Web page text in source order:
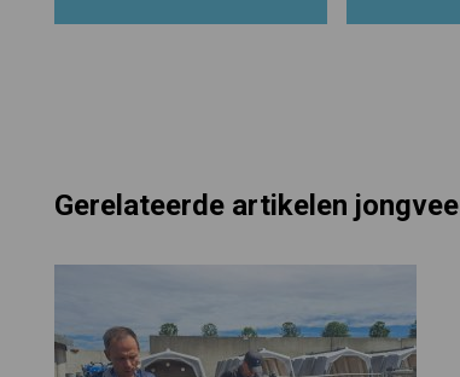
Gerelateerde artikelen jongvee